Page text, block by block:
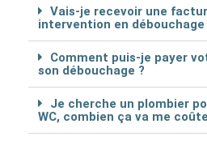
Vais-je recevoir une
intervention en débouchage
Comment puis-je payer
son débouchage ?
Je cherche un plombier
WC, combien ça va me